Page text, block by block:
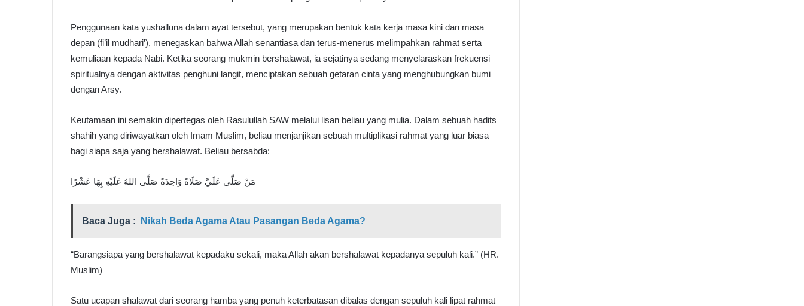
Penggunaan kata yushalluna dalam ayat tersebut, yang merupakan bentuk kata kerja masa kini dan masa
depan (fi’il mudhari’), menegaskan bahwa Allah senantiasa dan terus-menerus melimpahkan rahmat serta
kemuliaan kepada Nabi. Ketika seorang mukmin bershalawat, ia sejatinya sedang menyelaraskan frekuensi
spiritualnya dengan aktivitas penghuni langit, menciptakan sebuah getaran cinta yang menghubungkan bumi
dengan Arsy.
Keutamaan ini semakin dipertegas oleh Rasulullah SAW melalui lisan beliau yang mulia. Dalam sebuah hadits
shahih yang diriwayatkan oleh Imam Muslim, beliau menjanjikan sebuah multiplikasi rahmat yang luar biasa
bagi siapa saja yang bershalawat. Beliau bersabda:
مَنْ صَلَّى عَلَيَّ صَلَاةً وَاحِدَةً صَلَّى اللهُ عَلَيْهِ بِهَا عَشْرًا
Baca Juga : Nikah Beda Agama Atau Pasangan Beda Agama?
“Barangsiapa yang bershalawat kepadaku sekali, maka Allah akan bershalawat kepadanya sepuluh kali.” (HR.
Muslim)
Satu ucapan shalawat dari seorang hamba yang penuh keterbatasan dibalas dengan sepuluh kali lipat rahmat